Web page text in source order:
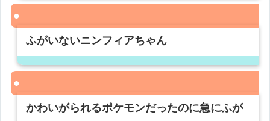
ふがいないニンフィアちゃん
かわいがられるポケモンだったのに急にふが